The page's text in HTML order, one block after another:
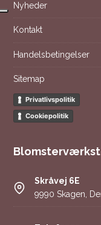
Nyheder
Kontakt
Handelsbetingelser
Sitemap
Privatlivspolitik
Cookiepolitik
Skråvej 6E
9990 Skagen,